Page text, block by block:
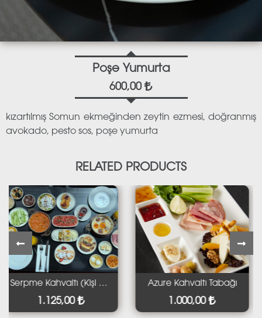
Poşe Yumurta
600,00
kızartılmış Somun ekmeğinden zeytin ezmesi, doğranmış
avokado, pesto sos, poşe yumurta
RELATED PRODUCTS
Serpme Kahvaltı (kişi Başı)
1.125,00
Azure Kahvaltı Tabağı
1.000,00